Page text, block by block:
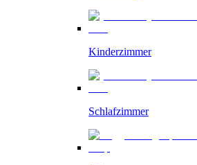
Kinderzimmer
Schlafzimmer